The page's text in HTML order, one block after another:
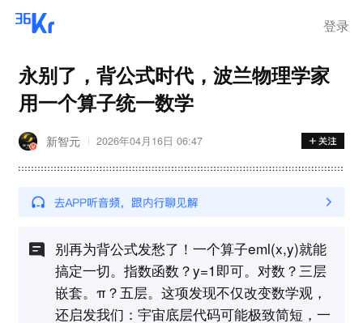
登录
永别了，背公式时代，波兰物理学家
用一个算子统一数学
新智元 2026年04月16日 06:47
别再为背公式发愁了！一个算子eml(x,y)就能
搞定一切。指数函数？y=1即可。对数？三层
嵌套。π？五层。这项发现不仅改变数学观，
还启发我们：宇宙底层代码可能极致简短，一